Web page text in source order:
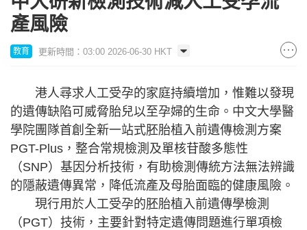
產風險
教育 更新時間：03:00 2026-06-30 HKT
港人尋求人工受孕的家庭持續增加，惟難以發現
的遺傳缺陷可威脅胎兒以至孕婦的生命。中文大學醫
學院團隊首創全新一站式胚胎植入前遺傳檢測方案
PGT-Plus，整合常規檢測及單核苷酸多態性
（SNP）基因分析技術，有助檢測傳統方法無法辨識
的隱蔽遺傳異常，降低流產及母胎面臨的健康風險。
現行用於人工受孕的胚胎植入前遺傳學檢測
（PGT）技術，主要針對特定遺傳問題進行單項檢